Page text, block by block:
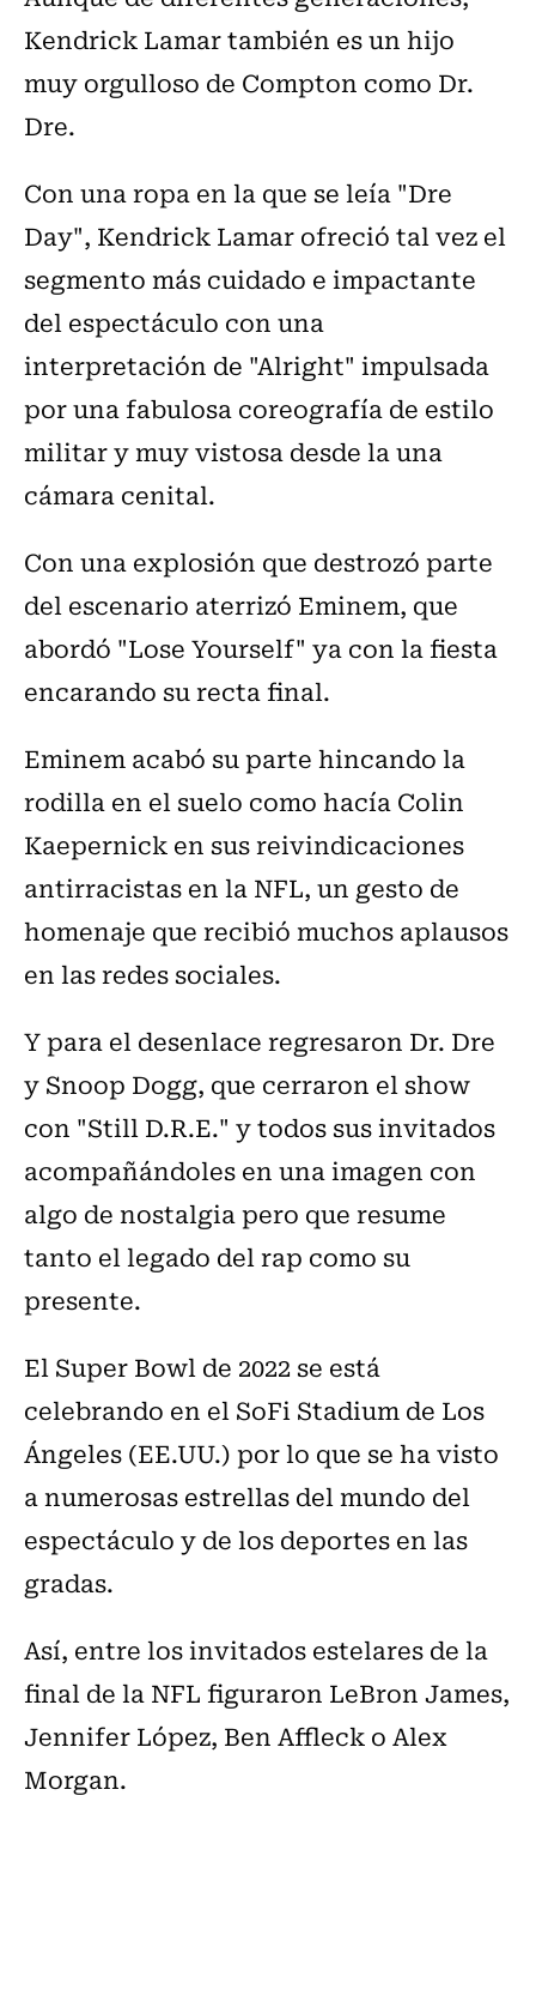
Kendrick Lamar también es un hijo
muy orgulloso de Compton como Dr.
Dre.
Con una ropa en la que se leía "Dre
Day", Kendrick Lamar ofreció tal vez el
segmento más cuidado e impactante
del espectáculo con una
interpretación de "Alright" impulsada
por una fabulosa coreografía de estilo
militar y muy vistosa desde la una
cámara cenital.
Con una explosión que destrozó parte
del escenario aterrizó Eminem, que
abordó "Lose Yourself" ya con la fiesta
encarando su recta final.
Eminem acabó su parte hincando la
rodilla en el suelo como hacía Colin
Kaepernick en sus reivindicaciones
antirracistas en la NFL, un gesto de
homenaje que recibió muchos aplausos
en las redes sociales.
Y para el desenlace regresaron Dr. Dre
y Snoop Dogg, que cerraron el show
con "Still D.R.E." y todos sus invitados
acompañándoles en una imagen con
algo de nostalgia pero que resume
tanto el legado del rap como su
presente.
El Super Bowl de 2022 se está
celebrando en el SoFi Stadium de Los
Ángeles (EE.UU.) por lo que se ha visto
a numerosas estrellas del mundo del
espectáculo y de los deportes en las
gradas.
Así, entre los invitados estelares de la
final de la NFL figuraron LeBron James,
Jennifer López, Ben Affleck o Alex
Morgan.